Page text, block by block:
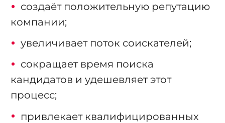
создаёт положительную репутацию
компании;
увеличивает поток соискателей;
сокращает время поиска
кандидатов и удешевляет этот
процесс;
привлекает квалифицированных